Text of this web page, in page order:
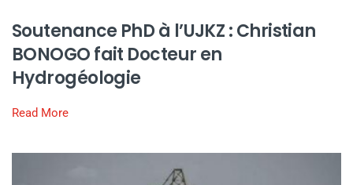
Soutenance PhD à l’UJKZ : Christian
BONOGO fait Docteur en
Hydrogéologie
Read More